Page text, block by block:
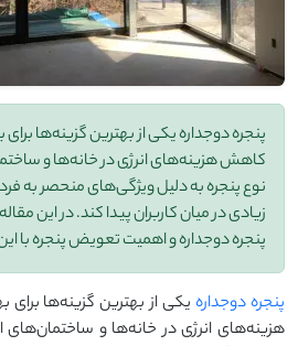
پنجره دوجداره یکی از بهترین گزینه‌ها
کاهش هزینه‌های انرژی در خانه‌ها و
نوع پنجره به دلیل ویژگی‌های منحصر به
زیادی در میان کاربران پیدا کند. در این
پنجره دوجداره و اهمیت تعویض پنجره‌ با
پنجره دوجدارهیکی از بهترین گزینه‌ها
هزینه‌های انرژی در خانه‌ها و ساختمان‌های